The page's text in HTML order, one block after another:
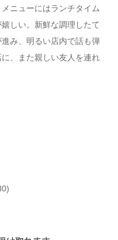
ニューにはランチタイム
しい。新鮮な調理したて
み、明るい店内で話も弾
、また親しい友人を連れ